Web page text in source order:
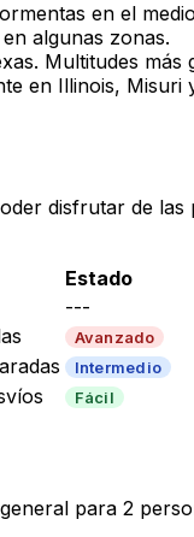
en el
algunas zonas.
Multitudes
en Illinois,
disfrutar de las
Estado
---
Avanzado
Intermedio
Fácil
para 2